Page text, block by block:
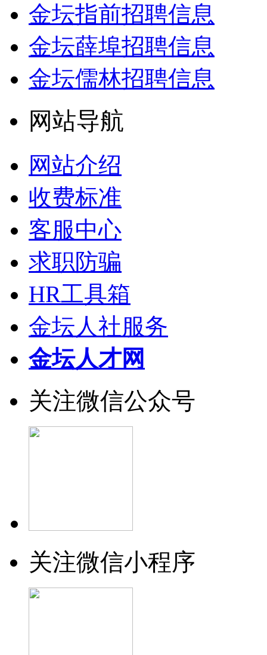
金坛指前招聘信息
金坛薛埠招聘信息
金坛儒林招聘信息
网站导航
网站介绍
收费标准
客服中心
求职防骗
HR工具箱
金坛人社服务
金坛人才网
关注微信公众号
关注微信小程序